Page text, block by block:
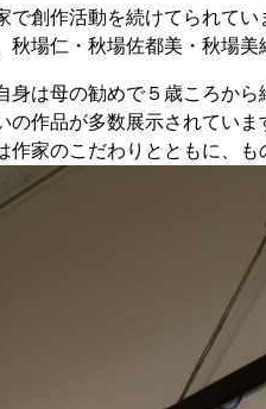
創作活動を続けてられてい
場仁・秋場佐都美・秋場美
身は母の勧めで５歳ころか
作品が多数展示されていま
家のこだわりとともに、